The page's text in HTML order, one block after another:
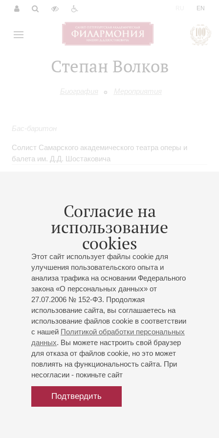
EN
Степан Волков
Биография Мероприятия
Согласие на
использование
cookies
Этот сайт использует файлы cookie для
улучшения пользовательского опыта и
анализа трафика на основании Федерального
закона «О персональных данных» от
27.07.2006 № 152-ФЗ. Продолжая
использование сайта, вы соглашаетесь на
использование файлов cookie в соответствии
с нашей Политикой обработки персональных
данных. Вы можете настроить свой браузер
для отказа от файлов cookie, но это может
повлиять на функциональность сайта. При
несогласии - покиньте сайт
Подтвердить
Бас-баритон
Солист Самарского академического театра оперы и
балета им. Д.Д. Шостаковича